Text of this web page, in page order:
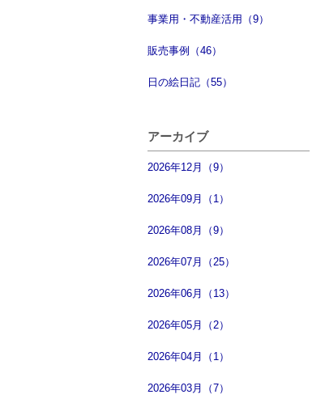
事業用・不動産活用（9）
販売事例（46）
日の絵日記（55）
アーカイブ
2026年12月（9）
2026年09月（1）
2026年08月（9）
2026年07月（25）
2026年06月（13）
2026年05月（2）
2026年04月（1）
2026年03月（7）